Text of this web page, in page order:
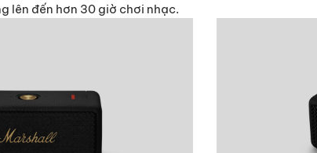
lên đến hơn 30 giờ chơi nhạc.